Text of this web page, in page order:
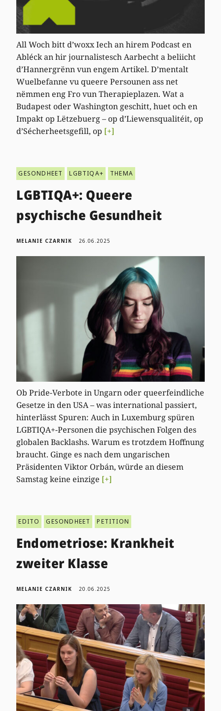
All Woch bitt d’woxx Iech an hirem Podcast en
Abléck an hir journalistesch Aarbecht a beliicht
d’Hannergrënn vun engem Artikel. D’mentalt
Wuelbefanne vu queere Persounen ass net
nëmmen eng Fro vun Therapieplazen. Wat a
Budapest oder Washington geschitt, huet och en
Impakt op Lëtzebuerg – op d’Liewensqualitéit, op
d’Sécherheetsgefill, op [+]
GESONDHEET LGBTIQA+ THEMA
LGBTIQA+: Queere
psychische Gesundheit
MELANIE CZARNIK 26.06.2025
Ob Pride-Verbote in Ungarn oder queerfeindliche
Gesetze in den USA – was international passiert,
hinterlässt Spuren: Auch in Luxemburg spüren
LGBTIQA+-Personen die psychischen Folgen des
globalen Backlashs. Warum es trotzdem Hoffnung
braucht. Ginge es nach dem ungarischen
Präsidenten Viktor Orbán, würde an diesem
Samstag keine einzige [+]
EDITO GESONDHEET PETITION
Endometriose: Krankheit
zweiter Klasse
MELANIE CZARNIK 20.06.2025